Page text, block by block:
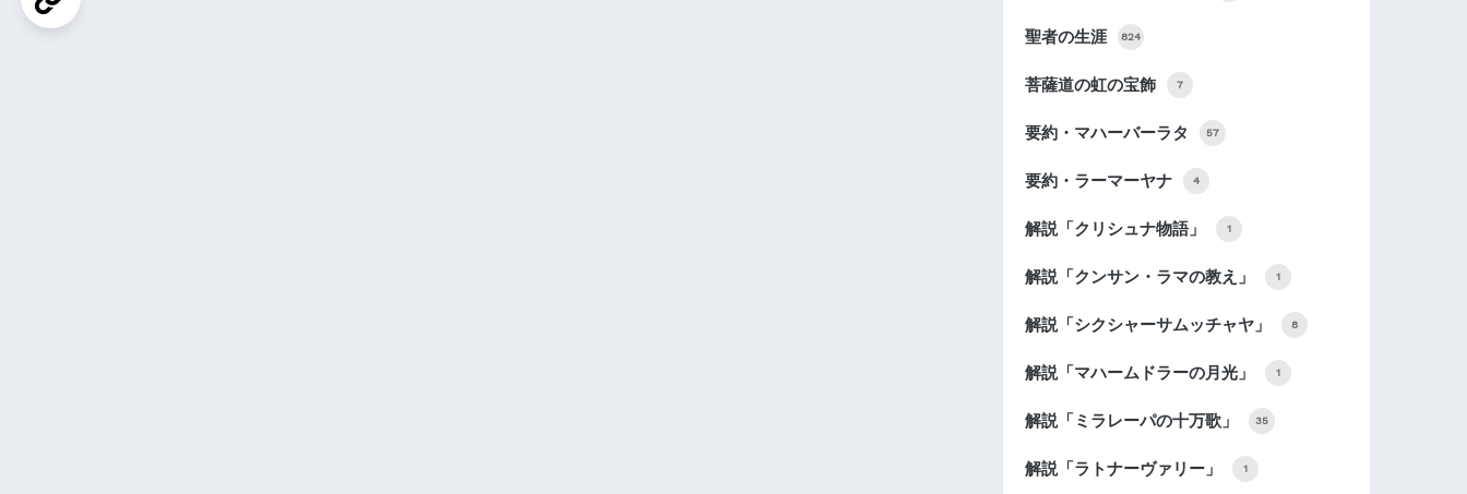
聖者の生涯 824
菩薩道の虹の宝飾 7
要約・マハーバーラタ 57
要約・ラーマーヤナ 4
解説「クリシュナ物語」 1
解説「クンサン・ラマの教え」 1
解説「シクシャーサムッチャヤ」 8
解説「マハームドラーの月光」 1
解説「ミラレーパの十万歌」 35
解説「ラトナーヴァリー」 1